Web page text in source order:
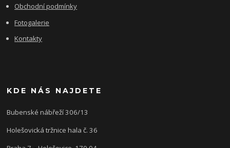
Obchodní podmínky
Fotogalerie
Kontakty
KDE NÁS NAJDETE
Bubenské nábřeží 306/13
Holešovická tržnice hala č. 36